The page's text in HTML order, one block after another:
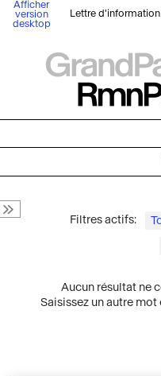
Afficher
version
desktop
Lettre d'information
Filtres actifs:
Aucun résultat ne
Saisissez un autre